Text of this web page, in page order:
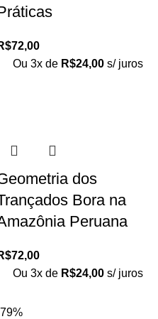
72,00
Ou 3x de R$24,00 s/ juros
dos
Bora na
Peruana
72,00
Ou 3x de R$24,00 s/ juros